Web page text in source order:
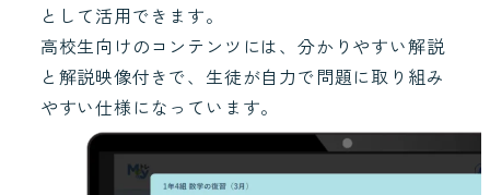
として活用できます。
高校生向けのコンテンツには、分かりやすい解説
と解説映像付きで、生徒が自力で問題に取り組み
やすい仕様になっています。